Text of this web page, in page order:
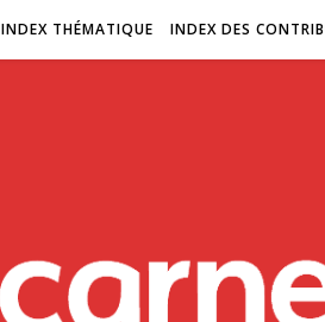
INDEX THÉMATIQUE INDEX DES